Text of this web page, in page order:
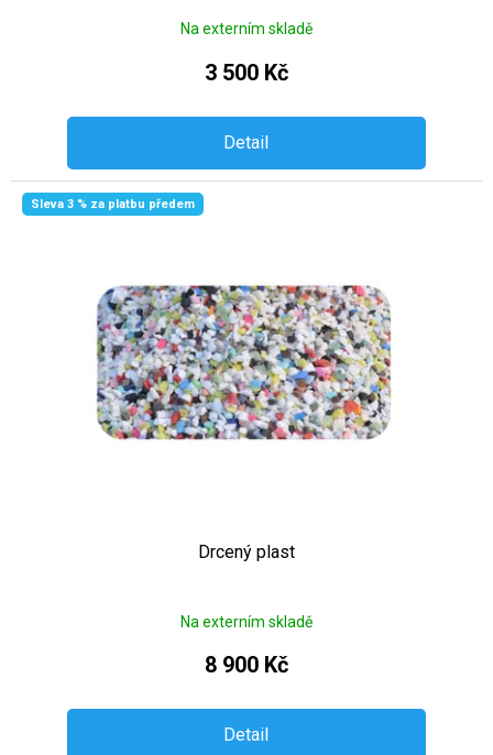
Na externím skladě
3 500 Kč
Detail
Sleva 3 % za platbu předem
Drcený plast
Na externím skladě
8 900 Kč
Detail